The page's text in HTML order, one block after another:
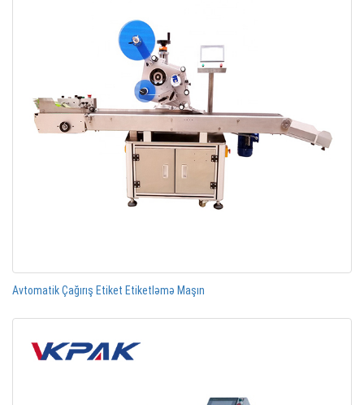
Avtomatik Çağırış Etiket Etiketləmə Maşın